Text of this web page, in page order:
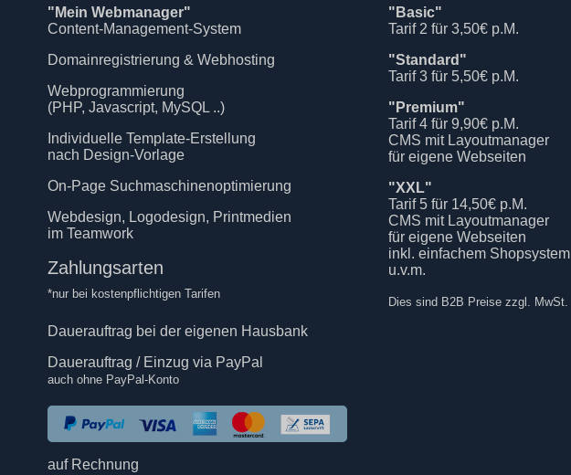
"Mein Webmanager"
Content-Management-System
Domainregistrierung & Webhosting
Webprogrammierung
(PHP, Javascript, MySQL ..)
Individuelle Template-Erstellung
nach Design-Vorlage
On-Page Suchmaschinenoptimierung
Webdesign, Logodesign, Printmedien
im Teamwork
Zahlungsarten
*nur bei kostenpflichtigen Tarifen
Dauerauftrag bei der eigenen Hausbank
Dauerauftrag / Einzug via PayPal
auch ohne PayPal-Konto
auf Rechnung
"Basic"
Tarif 2 für 3,50€ p.M.
"Standard"
Tarif 3 für 5,50€ p.M.
"Premium"
Tarif 4 für 9,90€ p.M.
CMS mit Layoutmanager
für eigene Webseiten
"XXL"
Tarif 5 für 14,50€ p.M.
CMS mit Layoutmanager
für eigene Webseiten
inkl. einfachem Shopsystem
u.v.m.
Dies sind B2B Preise zzgl. MwSt.